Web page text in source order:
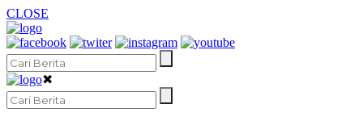
CLOSE
✖